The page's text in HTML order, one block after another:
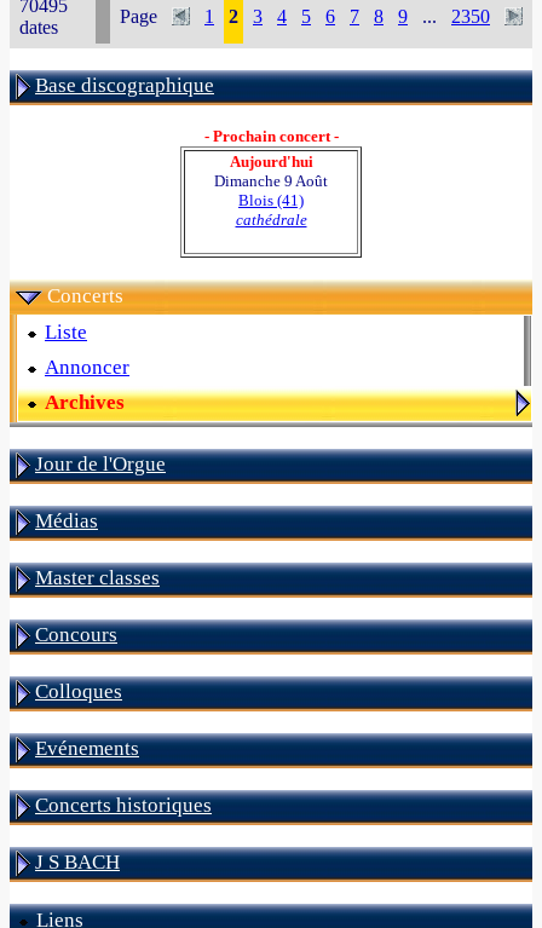
70495
dates
Page 1 2 3 4 5 6 7 8 9 ... 2350
Base discographique
- Prochain concert -
Aujourd'hui
Dimanche 9 Août
Blois (41)
cathédrale
Concerts
Liste
Annoncer
Archives
Jour de l'Orgue
Médias
Master classes
Concours
Colloques
Evénements
Concerts historiques
J S BACH
Liens